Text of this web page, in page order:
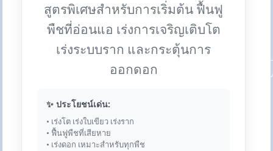
สูตรพิเศษสำหรับการเริ่มต้น ฟื้นฟู
พืชที่อ่อนแอ เร่งการเจริญเติบโต
เร่งระบบราก และกระตุ้นการ
ออกดอก
✨ ประโยชน์เด่น:
• เร่งโต เร่งใบเขียว เร่งราก
• ฟื้นฟูพืชที่เสียหาย
• เร่งดอก เหมาะสำหรับทุกพืช